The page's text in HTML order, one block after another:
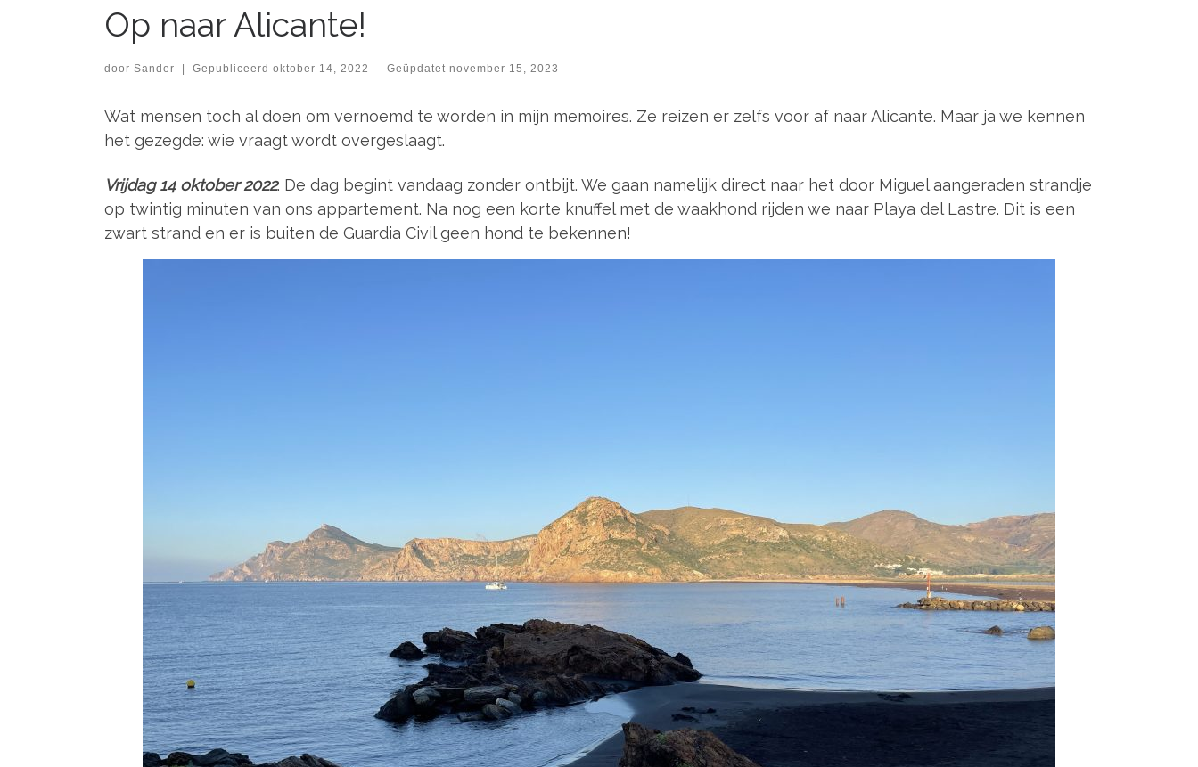
Op naar Alicante!
door Sander Gepubliceerd oktober 14, 2022 - Geüpdatetnovember 15, 2023
Wat mensen toch al doen om vernoemd te worden in mijn memoires. Ze reizen er zelfs voor af naar Alicante. Maar ja we kennen
het gezegde: wie vraagt wordt overgeslaagt.
Vrijdag 14 oktober 2022. De dag begint vandaag zonder ontbijt. We gaan namelijk direct naar het door Miguel aangeraden strandje
op twintig minuten van ons appartement. Na nog een korte knuffel met de waakhond rijden we naar Playa del Lastre. Dit is een
zwart strand en er is buiten de Guardia Civil geen hond te bekennen!